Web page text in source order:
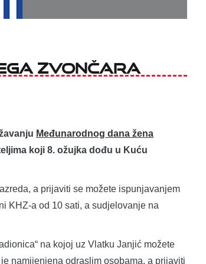
zvončara
Međunarodnog dana žena
koji 8. ožujka dođu u Kuću
a prijaviti se možete ispunjavanjem
KHZ-a od 10 sati, a sudjelovanje na
na kojoj uz Vlatku Janjić možete
namijenjena odraslim osobama, a prijaviti